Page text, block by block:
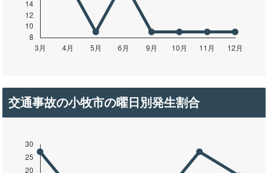
交通事故の小牧市の曜日別発生割合